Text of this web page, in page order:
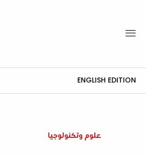
ENGLISH EDITION
علوم وتكنولوجيا